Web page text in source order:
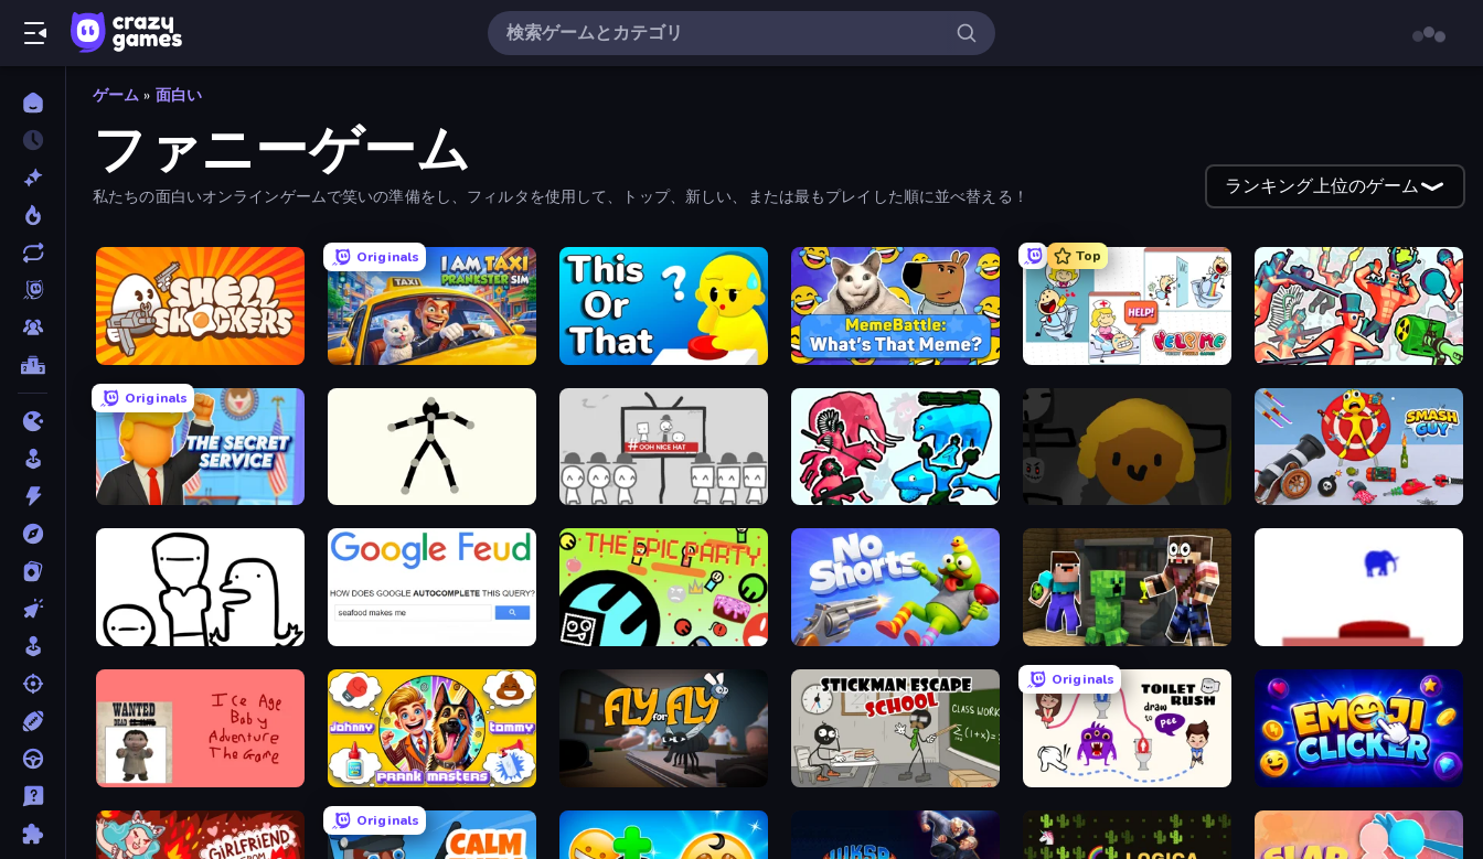
ゲーム » 面白い
ファニーゲーム
私たちの面白いオンラインゲームで笑いの準備をし、フィルタを使用して、トップ、新しい、または最もプレイした順に並べ替える！ ランキング上位のゲーム
Shell Shockers
Originals
I Am Taxi Prankster Sim ToT or Trivia MemeBattle: What's That Meme?
Top
Help Me: Tricky Puzzle Games Funny Shooter 2
Originals
The Secret Service Stick Animator We Become What We Behold Funny Battle Simulator 2 Seven Days in Purgatory Smash Guy: Ragdoll Punch Hero
I Don't Even Know The Epic Party No Shorts Noob Trolls Pro This Is The Only Level
Johnny n Tommy - Prank Masters Stickman Escape School
Originals
Toilet Rush - Draw Puzzle Emoji Clickers
Originals